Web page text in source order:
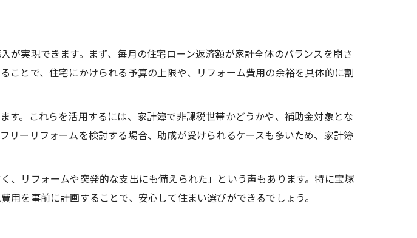
に役立つ家計管理の基本
い家計管理の実践ポイント
計簿で無理なく計画する
る中古戸建て探しの極意
家計見直し術を伝授
実現できます。まず、毎月の住宅ローン返済額が家計全体のバランスを崩さ
とで、住宅にかけられる予算の上限や、リフォーム費用の余裕を具体的に割
。これらを活用するには、家計簿で非課税世帯かどうかや、補助金対象とな
リーリフォームを検討する場合、助成が受けられるケースも多いため、家計簿
、リフォームや突発的な支出にも備えられた」という声もあります。特に宝塚
を事前に計画することで、安心して住まい選びができるでしょう。